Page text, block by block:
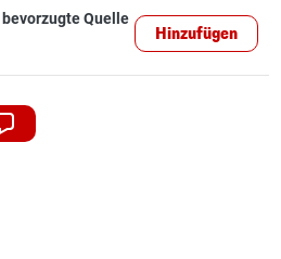
bevorzugte Quelle
Hinzufügen